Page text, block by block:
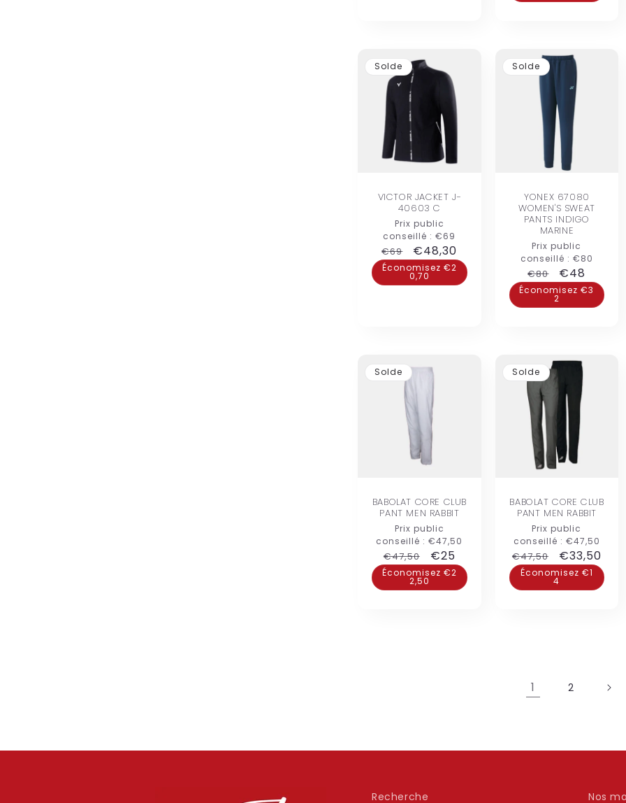
Solde
VICTOR JACKET J-
40603 C
Prix public
conseillé : €69
Prix
habituel
€69
Prix
promotionnel
€48,30
Économisez €2
0,70
Solde
YONEX 67080
WOMEN'S SWEAT
PANTS INDIGO
MARINE
Prix public
conseillé : €80
Prix
habituel
€80
Prix
€48
Économisez €3
2
Solde
BABOLAT CORE CLUB
PANT MEN RABBIT
Prix public
conseillé : €47,50
Prix
habituel
€47,50
Prix
promotionnel
€25
Économisez €2
2,50
Solde
BABOLAT CORE CLUB
PANT MEN RABBIT
Prix public
conseillé : €47,50
Prix
habituel
€47,50
Prix
€33,50
Économisez €1
4
1 2
Recherche Nos